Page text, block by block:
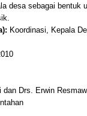
desa sebagai bentuk
Koordinasi, Kepala
Drs. Erwin